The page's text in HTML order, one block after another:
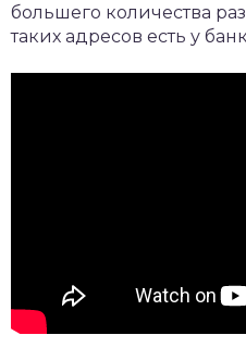
большего количества
таких адресов есть у